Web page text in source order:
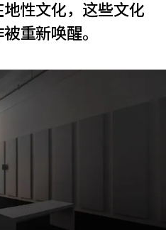
性文化，这些文化
重新唤醒。